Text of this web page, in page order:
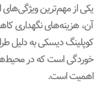
یکی از مهم‌ترین ویژگی‌های
آن، هزینه‌های نگهداری
کوپلینگ دیسکی به دلیل
خوردگی است که در
اهمیت است.